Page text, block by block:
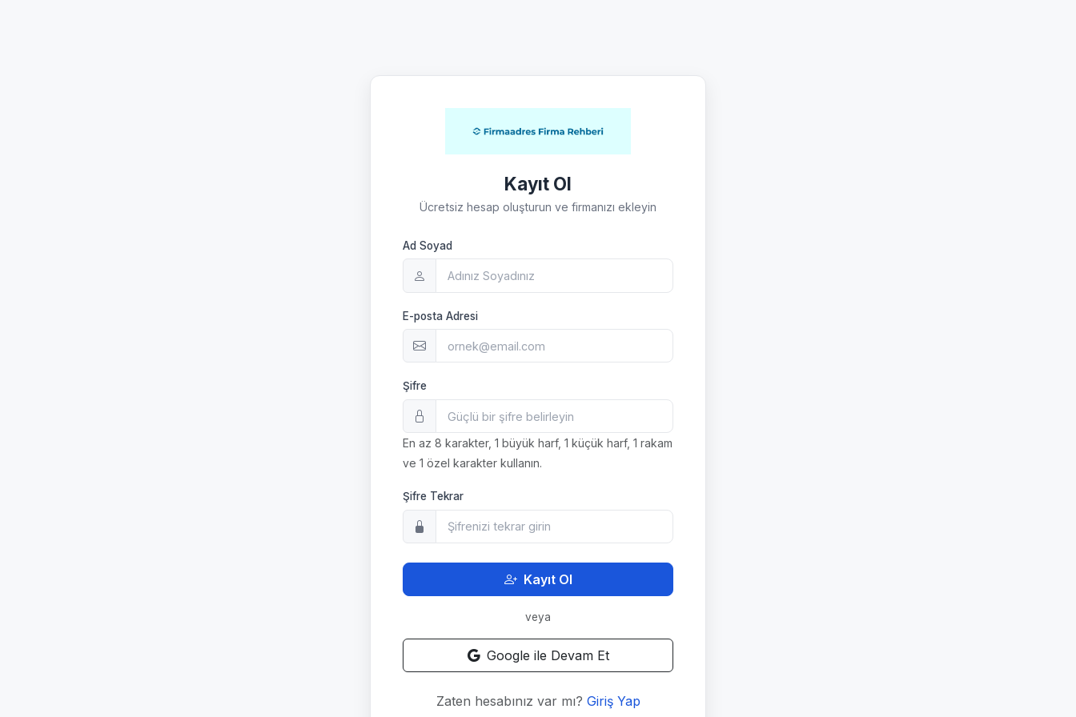
Kayıt Ol
Ücretsiz hesap oluşturun ve firmanızı ekleyin
Ad Soyad
E-posta Adresi
Şifre
En az 8 karakter, 1 büyük harf, 1 küçük harf, 1 rakam
ve 1 özel karakter kullanın.
Şifre Tekrar
Kayıt Ol
veya
Google ile Devam Et
Zaten hesabınız var mı? Giriş Yap